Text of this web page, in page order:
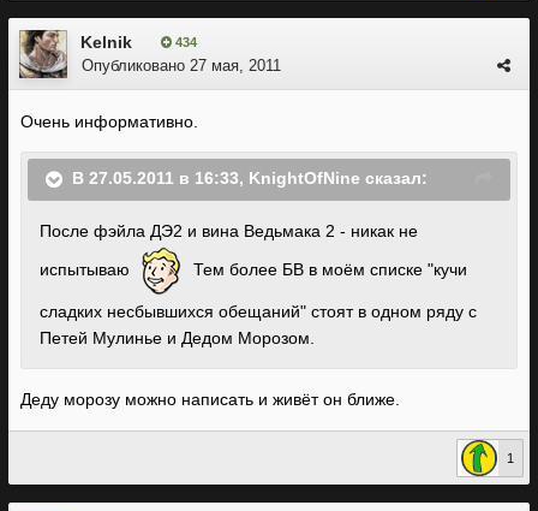
Kelnik 434
Опубликовано 27 мая, 2011
Очень информативно.
В 27.05.2011 в 16:33, KnightOfNine сказал:
После фэйла ДЭ2 и вина Ведьмака 2 - никак не
испытываю Тем более БВ в моём списке "кучи
сладких несбывшихся обещаний" стоят в одном ряду с
Петей Мулинье и Дедом Морозом.
Деду морозу можно написать и живёт он ближе.
1